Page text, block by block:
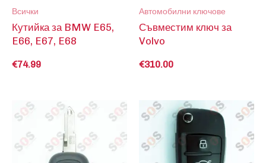
Всички
Кутийка за BMW E65,
E66, E67, E68
€74.99
Автомобилни ключове
Съвместим ключ за
Volvo
€310.00